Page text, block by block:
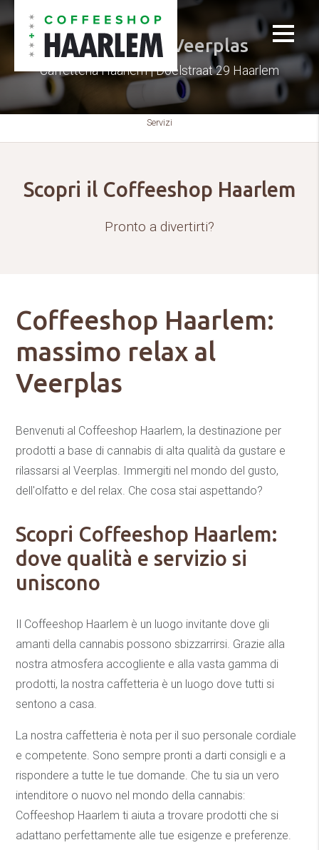
Caffetteria Veerplas
Caffetteria Haarlem | Doelstraat 29 Haarlem
Servizi
Scopri il Coffeeshop Haarlem
Pronto a divertirti?
Coffeeshop Haarlem:
massimo relax al
Veerplas
Benvenuti al Coffeeshop Haarlem, la destinazione per
prodotti a base di cannabis di alta qualità da gustare e
rilassarsi al Veerplas. Immergiti nel mondo del gusto,
dell'olfatto e del relax. Che cosa stai aspettando?
Scopri Coffeeshop Haarlem:
dove qualità e servizio si
uniscono
Il Coffeeshop Haarlem è un luogo invitante dove gli
amanti della cannabis possono sbizzarrirsi. Grazie alla
nostra atmosfera accogliente e alla vasta gamma di
prodotti, la nostra caffetteria è un luogo dove tutti si
sentono a casa.
La nostra caffetteria è nota per il suo personale cordiale
e competente. Sono sempre pronti a darti consigli e a
rispondere a tutte le tue domande. Che tu sia un vero
intenditore o nuovo nel mondo della cannabis:
Coffeeshop Haarlem ti aiuta a trovare prodotti che si
adattano perfettamente alle tue esigenze e preferenze.